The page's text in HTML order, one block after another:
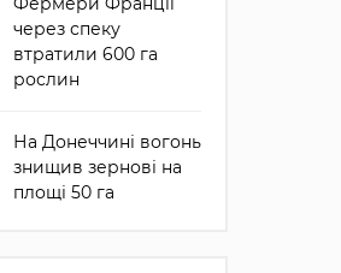
через спеку
втратили 600 га
рослин
На Донеччині вогонь
знищив зернові на
площі 50 га